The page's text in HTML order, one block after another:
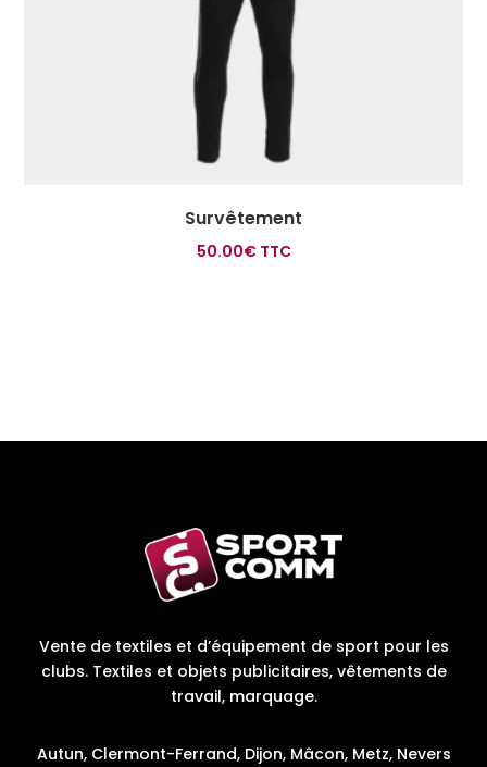
Survêtement
50.00€ TTC
Vente de textiles et d’équipement de sport pour les
clubs. Textiles et objets publicitaires, vêtements de
travail, marquage.
Autun, Clermont-Ferrand, Dijon, Mâcon, Metz, Nevers